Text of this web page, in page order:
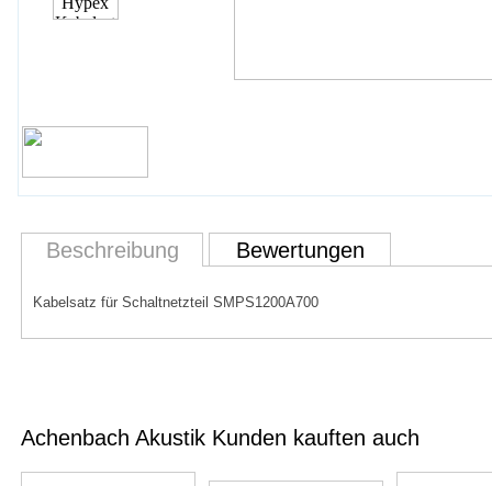
Beschreibung Bewertungen
Kabelsatz für Schaltnetzteil SMPS1200A700
Achenbach Akustik Kunden kauften auch